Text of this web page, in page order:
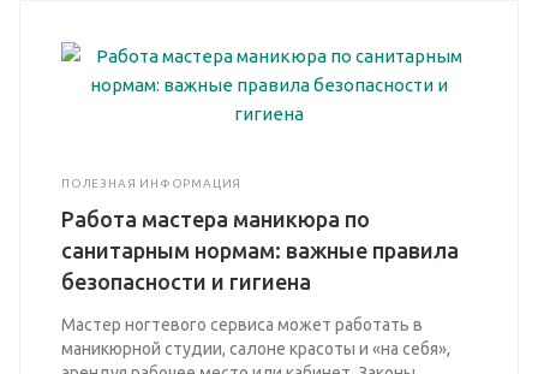
ПОЛЕЗНАЯ ИНФОРМАЦИЯ
Работа мастера маникюра по
санитарным нормам: важные правила
безопасности и гигиена
Мастер ногтевого сервиса может работать в
маникюрной студии, салоне красоты и «на себя»,